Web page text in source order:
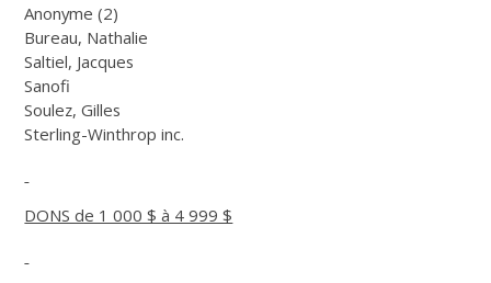
Anonyme (2)
Bureau, Nathalie
Saltiel, Jacques
Sanofi
Soulez, Gilles
Sterling-Winthrop inc.
DONS de 1 000 $ à 4 999 $